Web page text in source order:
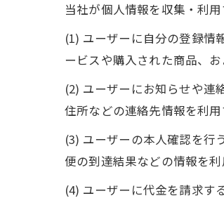
当社が個人情報を収集・利
(1) ユーザーに自分の登録情
ービスや購入された商品、
(2) ユーザーにお知らせや連
住所などの連絡先情報を利
(3) ユーザーの本人確認を行
便の到達結果などの情報を
(4) ユーザーに代金を請求す